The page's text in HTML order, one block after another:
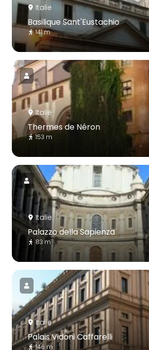
Italie
Basilique Sant'Eustachio
141 m
Italie
Thermes de Néron
153 m
Italie
Palazzo della Sapienza
83 m
Italie
Palais Vidoni Caffarelli
146 m